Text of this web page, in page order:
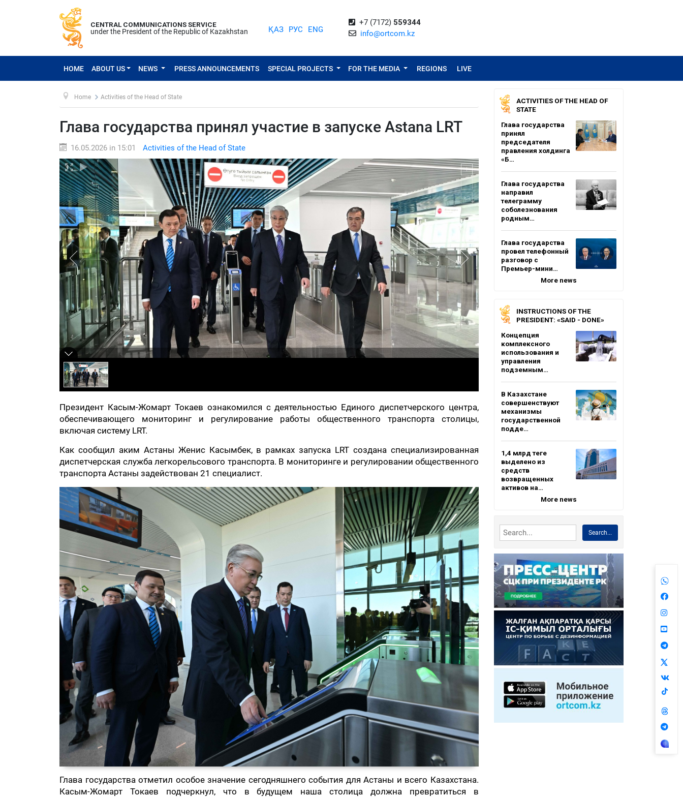
CENTRAL COMMUNICATIONS SERVICE
under the President of the Republic of Kazakhstan
ҚАЗ РУС ENG
+7 (7172) 559344
info@ortcom.kz
HOME ABOUT US NEWS PRESS ANNOUNCEMENTS SPECIAL PROJECTS FOR THE MEDIA REGIONS LIVE
Home Activities of the Head of State
Глава государства принял участие в запуске Astana LRT
16.05.2026 in 15:01 Activities of the Head of State
Президент Касым-Жомарт Токаев ознакомился с деятельностью Единого диспетчерского центра,
обеспечивающего мониторинг и регулирование работы общественного транспорта столицы,
включая систему LRT.
Как сообщил аким Астаны Женис Касымбек, в рамках запуска LRT создана специализированная
диспетчерская служба легкорельсового транспорта. В мониторинге и регулировании общественного
транспорта Астаны задействован 21 специалист.
Глава государства отметил особое значение сегодняшнего события для Астаны и всего Казахстана.
Касым-Жомарт Токаев подчеркнул, что в будущем наша столица должна превратиться в
ACTIVITIES OF THE HEAD OF
STATE
Глава государства
принял
председателя
правления холдинга
«Б…
Глава государства
направил
телеграмму
соболезнования
родным…
Глава государства
провел телефонный
разговор с
Премьер-мини…
More news
INSTRUCTIONS OF THE
PRESIDENT: «SAID - DONE»
Концепция
комплексного
использования и
управления
подземным…
В Казахстане
совершенствуют
механизмы
государственной
подде…
1,4 млрд теңге
выделено из
средств
возвращенных
активов на…
More news
Search...